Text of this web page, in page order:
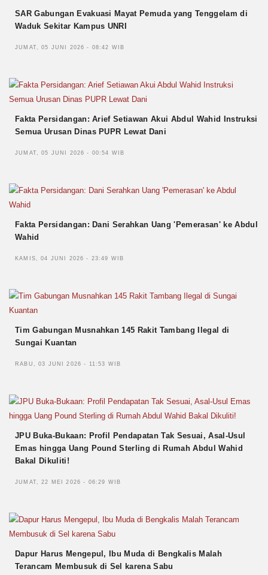
SAR Gabungan Evakuasi Mayat Pemuda yang Tenggelam di
Waduk Sekitar Kampus UNRI
JUMAT, 05 JUNI 2026 - 08:42 WIB
Fakta Persidangan: Arief Setiawan Akui Abdul Wahid Instruksi
Semua Urusan Dinas PUPR Lewat Dani
JUMAT, 05 JUNI 2026 - 00:54 WIB
Fakta Persidangan: Dani Serahkan Uang 'Pemerasan' ke Abdul
Wahid
KAMIS, 04 JUNI 2026 - 23:49 WIB
Tim Gabungan Musnahkan 145 Rakit Tambang Ilegal di
Sungai Kuantan
RABU, 03 JUNI 2026 - 11:53 WIB
JPU Buka-Bukaan: Profil Pendapatan Tak Sesuai, Asal-Usul
Emas hingga Uang Pound Sterling di Rumah Abdul Wahid
Bakal Dikuliti!
JUMAT, 22 MEI 2026 - 06:29 WIB
Dapur Harus Mengepul, Ibu Muda di Bengkalis Malah
Terancam Membusuk di Sel karena Sabu